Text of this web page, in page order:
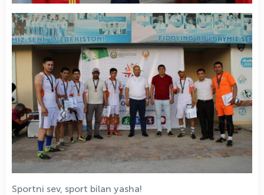
Sportni sev, sport bilan yasha!